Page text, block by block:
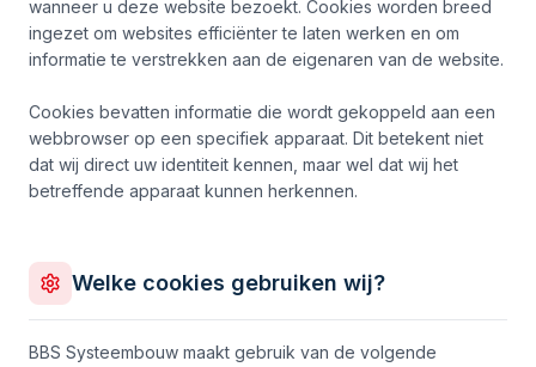
wanneer u deze website bezoekt. Cookies worden breed
ingezet om websites efficiënter te laten werken en om
informatie te verstrekken aan de eigenaren van de website.
Cookies bevatten informatie die wordt gekoppeld aan een
webbrowser op een specifiek apparaat. Dit betekent niet
dat wij direct uw identiteit kennen, maar wel dat wij het
betreffende apparaat kunnen herkennen.
Welke cookies gebruiken wij?
BBS Systeembouw maakt gebruik van de volgende